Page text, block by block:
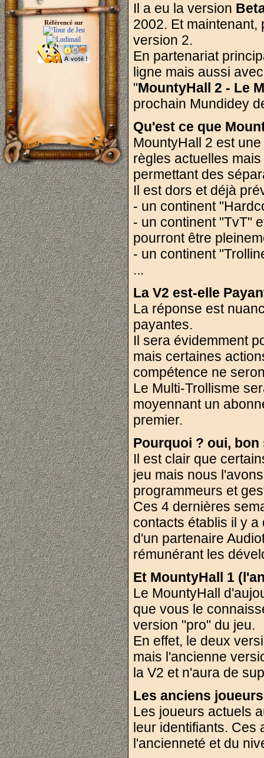
Référencé sur
Il a eu la version
2002. Et
version 2.
En partenariat
ligne mais aussi
"MountyHall 2 - Le
prochain Mundidey
Qu'est ce que
MountyHall 2 est
règles actuelles
permettant des
Il est dors et déjà
- un continent
- un continent "TvT"
pourront être
- un continent
...
La V2 est-elle
La réponse est
payantes.
Il sera évidemment
mais certaines
compétence ne
Le Multi-Trollisme
moyennant un
premier.
Pourquoi ? oui, bon
Il est clair que
jeu mais nous
programmeurs et
Ces 4 dernières
contacts établis il y
d'un partenaire
rémunérant les
Et MountyHall 1
Le MountyHall
que vous le
version "pro" du jeu.
En effet, le deux
mais l'ancienne
la V2 et n'aura de
Les anciens
Les joueurs actuels
leur identifiants. Ces
l'ancienneté et du